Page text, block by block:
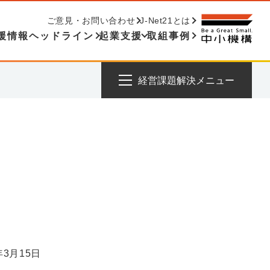
情報ヘッドライン 起業支援 取組事例
ご意見・お問い合わせ J-Net21とは
経営課題解決メニュー
3月15日